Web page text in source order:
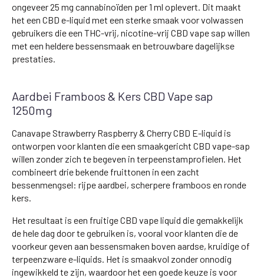
ongeveer 25 mg cannabinoïden per 1 ml oplevert. Dit maakt
het een CBD e-liquid met een sterke smaak voor volwassen
gebruikers die een THC-vrij, nicotine-vrij CBD vape sap willen
met een heldere bessensmaak en betrouwbare dagelijkse
prestaties.
Aardbei Framboos & Kers CBD Vape sap
1250mg
Canavape Strawberry Raspberry & Cherry CBD E-liquid is
ontworpen voor klanten die een smaakgericht CBD vape-sap
willen zonder zich te begeven in terpeenstamprofielen. Het
combineert drie bekende fruittonen in een zacht
bessenmengsel: rijpe aardbei, scherpere framboos en ronde
kers.
Het resultaat is een fruitige CBD vape liquid die gemakkelijk
de hele dag door te gebruiken is, vooral voor klanten die de
voorkeur geven aan bessensmaken boven aardse, kruidige of
terpeenzware e-liquids. Het is smaakvol zonder onnodig
ingewikkeld te zijn, waardoor het een goede keuze is voor